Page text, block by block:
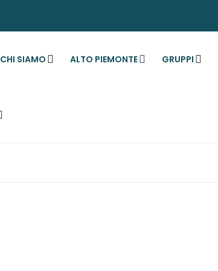
CHI SIAMO ALTO PIEMONTE GRUPPI